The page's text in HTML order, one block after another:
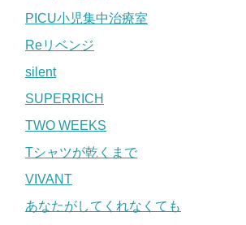
PICU小児集中治療室
Reリベンジ
silent
SUPERRICH
TWO WEEKS
Tシャツが乾くまで
VIVANT
あなたがしてくれなくても